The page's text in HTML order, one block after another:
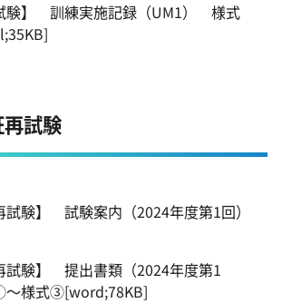
験】 訓練実施記録（UM1） 様式
試験
試験】 試験案内（2024年度第1回）
試験】 提出書類（2024年度第1
様式③[word;78KB]